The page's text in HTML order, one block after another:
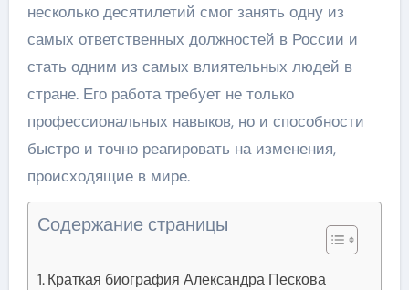
несколько десятилетий смог занять одну из
самых ответственных должностей в России и
стать одним из самых влиятельных людей в
стране. Его работа требует не только
профессиональных навыков, но и способности
быстро и точно реагировать на изменения,
происходящие в мире.
Содержание страницы
Краткая биография Александра Пескова